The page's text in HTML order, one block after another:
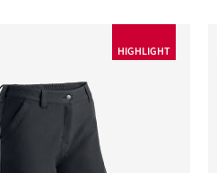
HIGHLIGHT